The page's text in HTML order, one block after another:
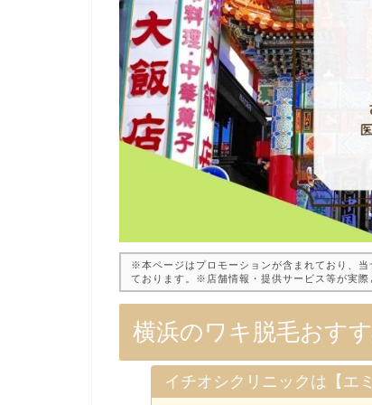
※本ページはプロモーションが含まれており、
ております。※店舗情報・提供サービス等が実際
横浜のワキ脱毛おす
イチオシクリニックは【エ